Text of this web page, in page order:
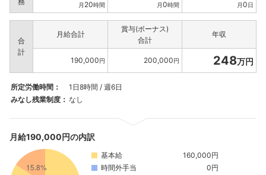
月 20時間 月0時間 月0日
合
計
月給合計
賞与(ボーナス)
合計
年収
190,000円 200,000円 248万円
所定労働時間：
1日8時間 / 週6日
みなし残業制度： なし
月給190,000円の内訳
基本給
160,000円
時間外手当
0円